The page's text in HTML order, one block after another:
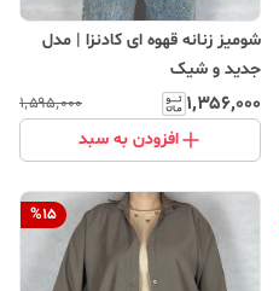
شومیز زنانه قهوه ای کادنزا | مدل
جدید و شیک
۱٬۳۵۶٬۰۰۰ ۱٬۵۹۵٬۰۰۰
افزودن به سبد
%15